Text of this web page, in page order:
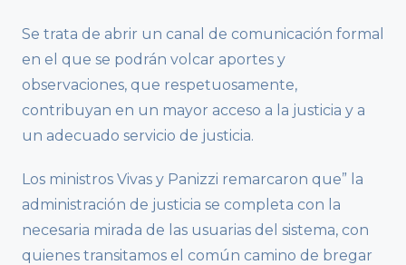
Se trata de abrir un canal de comunicación formal
en el que se podrán volcar aportes y
observaciones, que respetuosamente,
contribuyan en un mayor acceso a la justicia y a
un adecuado servicio de justicia.
Los ministros Vivas y Panizzi remarcaron que” la
administración de justicia se completa con la
necesaria mirada de las usuarias del sistema, con
quienes transitamos el común camino de bregar